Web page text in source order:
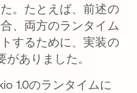
。たとえば、前述の
、両方のランタイム
するために、実装の
ありました。
1.0のランタイムに